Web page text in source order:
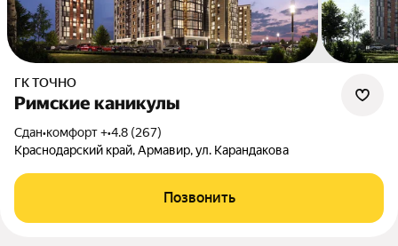
ГК ТОЧНО
Римские каникулы
Сдан•комфорт +•4.8 (267)
Краснодарский край, Армавир, ул. Карандакова
Позвонить